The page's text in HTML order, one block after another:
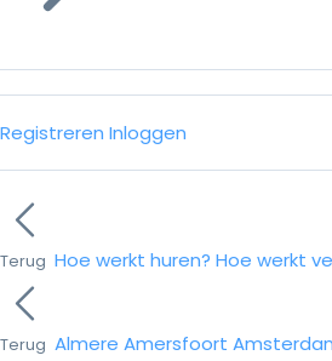
Registreren Inloggen
Terug Hoe werkt huren? Hoe werkt
Terug Almere Amersfoort